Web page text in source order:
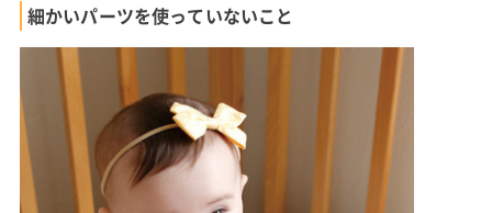
細かいパーツを使っていないこと